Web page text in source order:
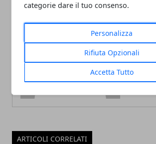
categorie dare il tuo consenso.
Personalizza
Rifiuta Opzionali
Accetta Tutto
Redazione
ARTICOLI CORRELATI